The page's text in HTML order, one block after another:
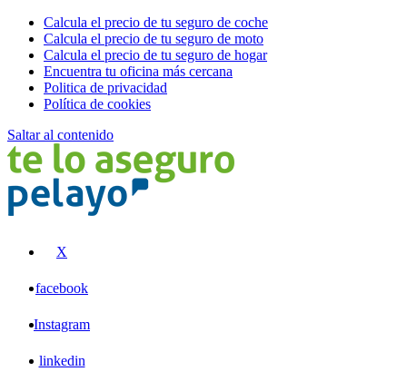
Calcula el precio de tu seguro de coche
Calcula el precio de tu seguro de moto
Calcula el precio de tu seguro de hogar
Encuentra tu oficina más cercana
Politica de privacidad
Política de cookies
Saltar al contenido
X
facebook
Instagram
linkedin